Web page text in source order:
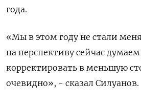
года.
«Мы в этом ​году не стали
на перспективу сейчас
корректировать в меньшую
очевидно», - сказал Силуанов.